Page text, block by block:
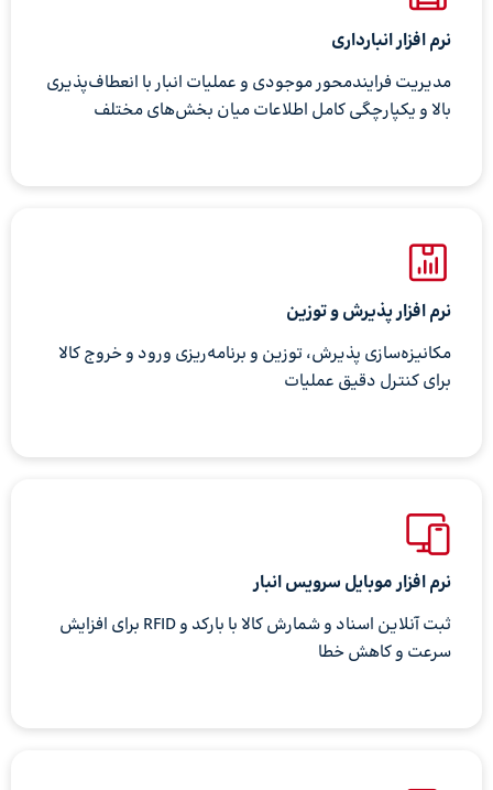
نرم افزار انبارداری
مدیریت فرایندمحور موجودی و عملیات انبار با انعطاف‌پذیری
بالا و یکپارچگی کامل اطلاعات میان بخش‌های مختلف
نرم افزار پذیرش و توزین
مکانیزه‌سازی پذیرش، توزین و برنامه‌ریزی ورود و خروج کالا
برای کنترل دقیق عملیات
نرم افزار موبایل سرویس انبار
ثبت آنلاین اسناد و شمارش کالا با بارکد و RFID برای افزایش
سرعت و کاهش خطا